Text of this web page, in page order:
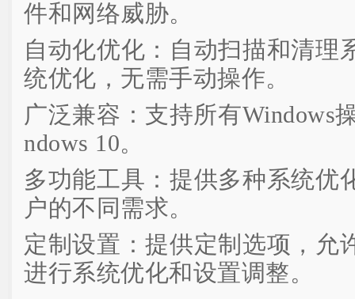
件和网络威胁。
自动化优化：自动扫描和清理
统优化，无需手动操作。
广泛兼容：支持所有Windows
ndows 10。
多功能工具：提供多种系统优
户的不同需求。
定制设置：提供定制选项，允
进行系统优化和设置调整。